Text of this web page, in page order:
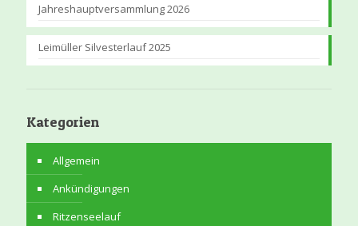
Jahreshauptversammlung 2026
Leimüller Silvesterlauf 2025
Kategorien
Allgemein
Ankündigungen
Ritzenseelauf